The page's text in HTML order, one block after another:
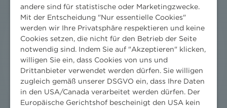
andere sind für statistische oder Marketingzwecke.
Mit der Entscheidung "Nur essentielle Cookies"
werden wir Ihre Privatsphäre respektieren und keine
Cookies setzen, die nicht für den Betrieb der Seite
notwendig sind. Indem Sie auf "Akzeptieren" klicken,
willigen Sie ein, dass Cookies von uns und
Drittanbieter verwendet werden dürfen. Sie willigen
zugleich gemäß unserer DSGVO ein, dass Ihre Daten
in den USA/Canada verarbeitet werden dürfen. Der
Europäische Gerichtshof bescheinigt den USA kein